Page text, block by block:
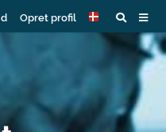
Opret profil